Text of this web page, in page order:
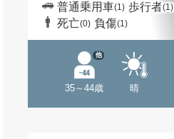
普通乗用車(1) 歩行者(1)
死亡(0) 負傷(1)
35～44歳
他
晴